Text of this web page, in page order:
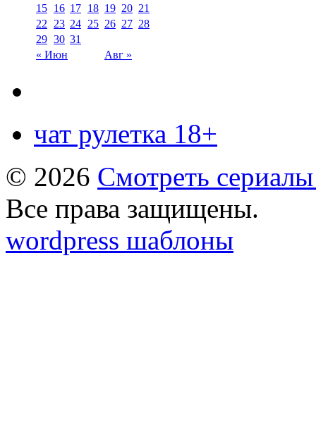
« Июн Авг »
15 16 17 18 19 20 21
22
23 24 25 26 27 28
29 30 31
чат рулетка 18+
© 2026 Смотреть
Все права защищены.
wordpress шаблоны